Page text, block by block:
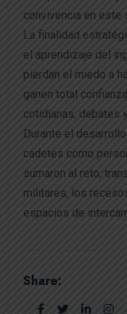
convivencia en este
La finalidad
el aprendizaje del
pierdan el miedo a
ganen total
cotidianas, debates
Durante el
cadetes como
sumaron al reto,
militares, los
espacios de
Share: